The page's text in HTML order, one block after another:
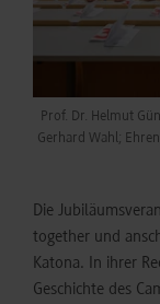
Prof. Dr. Helmut
Gerhard Wahl;
Die
together und
Katona. In ihrer
Geschichte des